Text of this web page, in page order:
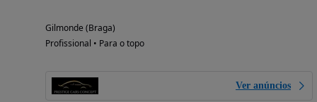
Gilmonde (Braga)
Profissional • Para o topo
Ver anúncios